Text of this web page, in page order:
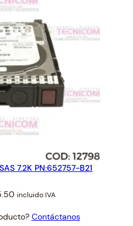
7.2K PN:652757-B21
Current
is:
incluido IVA
Contáctanos